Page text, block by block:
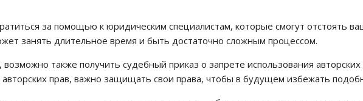
за помощью к юридическим специалистам, которые смогут отстоять
занять длительное время и быть достаточно сложным процессом.
также получить судебный приказ о запрете использования
прав, важно защищать свои права, чтобы в будущем избежать